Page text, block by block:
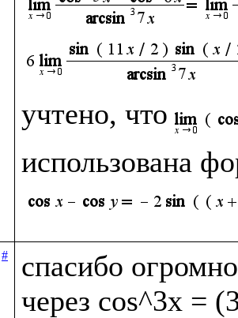
учтено, что
использована
#
спасибо
через cos^3x =